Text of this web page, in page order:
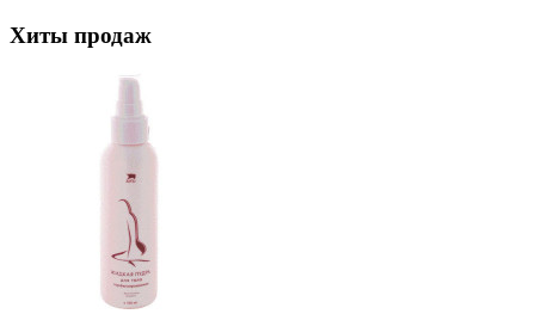
Хиты продаж